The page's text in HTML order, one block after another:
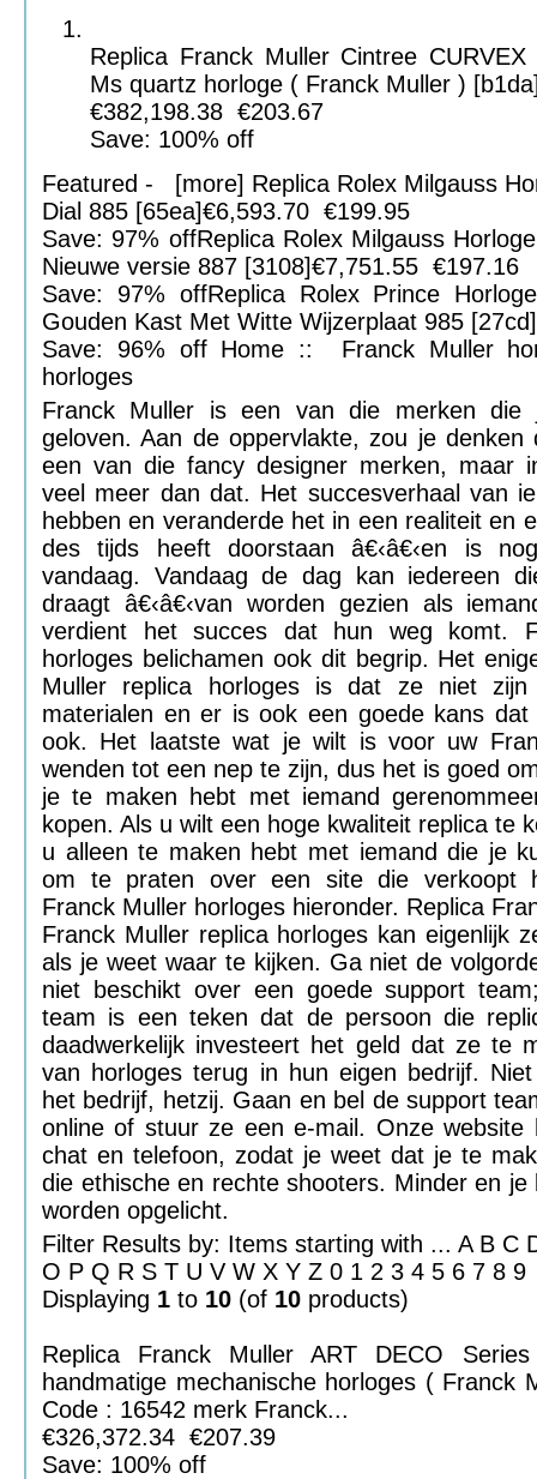
Replica Franck Muller Cintree
Ms quartz horloge ( Franck Muller )
€382,198.38 €203.67
Save: 100% off
Featured - [more] Replica Rolex Milgauss
Dial 885 [65ea]€6,593.70 €199.95
Save: 97% offReplica Rolex Milgauss
Nieuwe versie 887 [3108]€7,751.55 €197.16
Save: 97% offReplica Rolex Prince
Gouden Kast Met Witte Wijzerplaat 985
Save: 96% off Home :: Franck Muller
horloges
Franck Muller is een van die merken
geloven. Aan de oppervlakte, zou je denken
een van die fancy designer merken, maar
veel meer dan dat. Het succesverhaal van
hebben en veranderde het in een realiteit en
des tijds heeft doorstaan â€‹â€‹en is
vandaag. Vandaag de dag kan iedereen
draagt â€‹â€‹van worden gezien als
verdient het succes dat hun weg komt.
horloges belichamen ook dit begrip. Het
Muller replica horloges is dat ze niet zijn
materialen en er is ook een goede kans
ook. Het laatste wat je wilt is voor uw
wenden tot een nep te zijn, dus het is goed
je te maken hebt met iemand
kopen. Als u wilt een hoge kwaliteit replica te
u alleen te maken hebt met iemand die je
om te praten over een site die verkoopt
Franck Muller horloges hieronder. Replica
Franck Muller replica horloges kan eigenlijk
als je weet waar te kijken. Ga niet de
niet beschikt over een goede support
team is een teken dat de persoon die
daadwerkelijk investeert het geld dat ze te
van horloges terug in hun eigen bedrijf.
het bedrijf, hetzij. Gaan en bel de support
online of stuur ze een e-mail. Onze website
chat en telefoon, zodat je weet dat je te
die ethische en rechte shooters. Minder en je
worden opgelicht.
Filter Results by: Items starting with ... A B C
O P Q R S T U V W X Y Z 0 1 2 3 4 5 6 7 8 9
Displaying 1 to 10 (of 10 products)
Replica Franck Muller ART DECO
handmatige mechanische horloges ( Franck
Code : 16542 merk Franck...
€326,372.34 €207.39
Save: 100% off